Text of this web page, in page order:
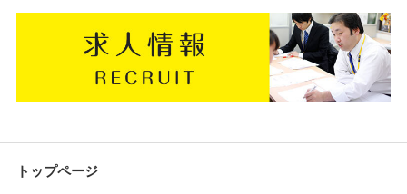
トップページ